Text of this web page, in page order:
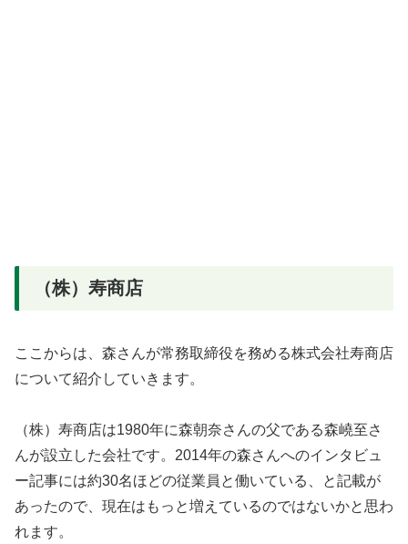
（株）寿商店
ここからは、森さんが常務取締役を務める株式会社寿商店
について紹介していきます。
（株）寿商店は1980年に森朝奈さんの父である森嶢至さ
んが設立した会社です。2014年の森さんへのインタビュ
ー記事には約30名ほどの従業員と働いている、と記載が
あったので、現在はもっと増えているのではないかと思わ
れます。